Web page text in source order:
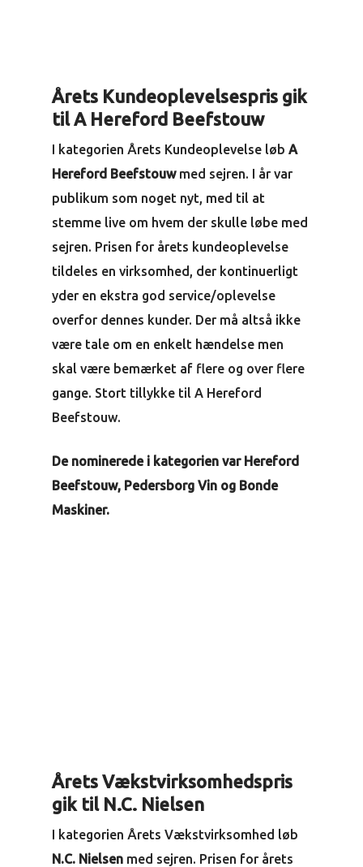
Årets Kundeoplevelsespris gik
til A Hereford Beefstouw
I kategorien Årets Kundeoplevelse løbA
Hereford Beefstouwmed sejren. I år var
publikum som noget nyt, med til at
stemme live om hvem der skulle løbe med
sejren. Prisen for årets kundeoplevelse
tildeles en virksomhed, der kontinuerligt
yder en ekstra god service/oplevelse
overfor dennes kunder. Der må altså ikke
være tale om en enkelt hændelse men
skal være bemærket af flere og over flere
gange. Stort tillykke til A Hereford
Beefstouw.
De nominerede i kategorien var Hereford
Beefstouw, Pedersborg Vin og Bonde
Maskiner.
Årets Vækstvirksomhedspris
gik til N.C. Nielsen
I kategorien Årets Vækstvirksomhed løb
N.C. Nielsen med sejren. Prisen for årets